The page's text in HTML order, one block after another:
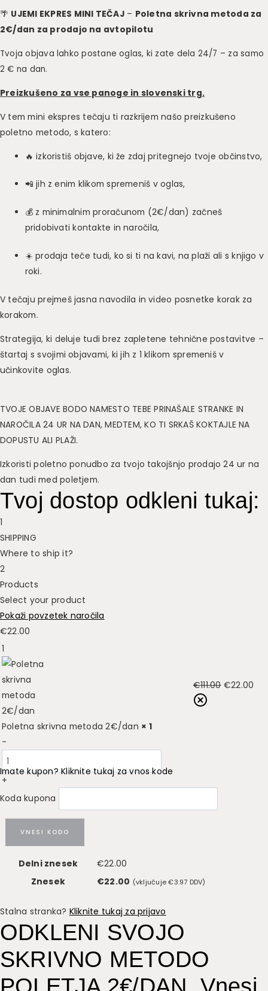
🌴 UJEMI EKPRES MINI TEČAJ– Poletna skrivna metoda za
2€/dan za prodajo na avtopilotu
Tvoja objava lahko postane oglas, ki zate dela 24/7 – za samo
2 € na dan.
Preizkušeno za vse panoge in slovenski trg.
V tem mini ekspres tečaju ti razkrijem našo preizkušeno
poletno metodo, s katero:
🔥 izkoristiš objave, ki že zdaj pritegnejo tvoje občinstvo,
📲 jih z enim klikom spremeniš v oglas,
💰 z minimalnim proračunom (2€/dan) začneš
pridobivati kontakte in naročila,
☀️ prodaja teče tudi, ko si ti na kavi, na plaži ali s knjigo v
roki.
V tečaju prejmeš jasna navodila in video posnetke korak za
korakom.
Strategija, ki deluje tudi brez zapletene tehnične postavitve –
štartaj s svojimi objavami, ki jih z 1 klikom spremeniš v
učinkovite oglas.
TVOJE OBJAVE BODO NAMESTO TEBE PRINAŠALE STRANKE IN
NAROČILA 24 UR NA DAN, MEDTEM, KO TI SRKAŠ KOKTAJLE NA
DOPUSTU ALI PLAŽI.
Izkoristi poletno ponudbo za tvojo takojšnjo prodajo 24 ur na
dan tudi med poletjem.
Tvoj dostop odkleni tukaj:
1
SHIPPING
Where to ship it?
2
Products
Select your product
Pokaži povzetek naročila
€22.00
1
Poletna skrivna metoda 2€/dan × 1
-
+
€111.00 Izvirna
€22.00
Imate kupon? Kliknite tukaj za vnos kode
Koda kupona
VNESI KODO
Delni znesek €22.00
Znesek
€22.00 (vključuje€3.97 DDV)
Stalna stranka? Kliknite tukaj za prijavo
ODKLENI SVOJO
SKRIVNO METODO